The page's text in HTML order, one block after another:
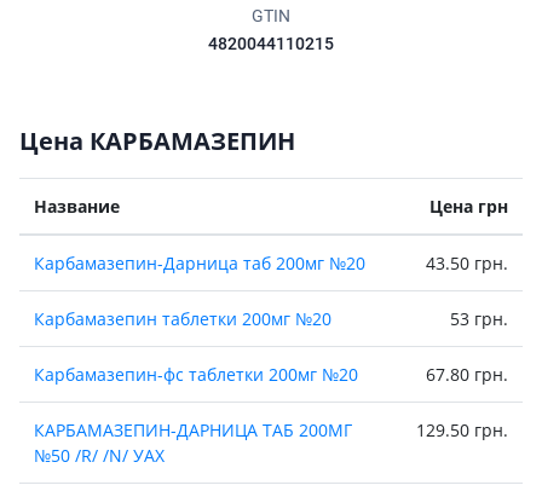
GTIN
4820044110215
Цена КАРБАМАЗЕПИН
Название Цена грн
Карбамазепин-Дарница таб 200мг №20 43.50 грн.
Карбамазепин таблетки 200мг №20 53 грн.
Карбамазепин-фс таблетки 200мг №20 67.80 грн.
КАРБАМАЗЕПИН-ДАРНИЦА ТАБ 200МГ
№50 /R/ /N/ УАХ
129.50 грн.